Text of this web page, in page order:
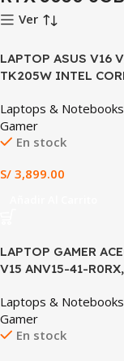
Ver
LAPTOP ASUS V16
TK205W INTEL
NVIDIA GEFORCE
6GB 16″ WUXGA IPS
WINDOWS 11 HOME
Laptops & Notebooks
Gamer
En stock
S/ 3,899.00
LAPTOP GAMER
V15 ANV15-41-
512GB SSD PCIe
3050 6GB GDDR6,
HD IPS, Windows 11
Laptops & Notebooks
Gamer
En stock